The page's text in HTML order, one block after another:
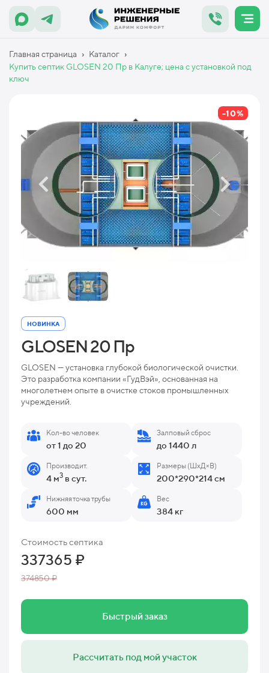
Главная страница › Каталог ›
Купить септик GLOSEN 20 Пр в Калуге; цена с установкой под
ключ
-10%
НОВИНКА
GLOSEN 20 Пр
GLOSEN — установка глубокой биологической очистки.
Это разработка компании «ГудВэй», основанная на
многолетнем опыте в очистке стоков промышленных
учреждений.
Кол-во человек
от 1 до 20
Залповый сброс
до 1440 л
Производит.
4 м3 в сут.
Размеры (ШхД×В)
200*290*214 см
Нижняя точка трубы
600 мм
Вес
384 кг
Стоимость септика
337365 ₽
374850 ₽
Быстрый заказ
Рассчитать под мой участок